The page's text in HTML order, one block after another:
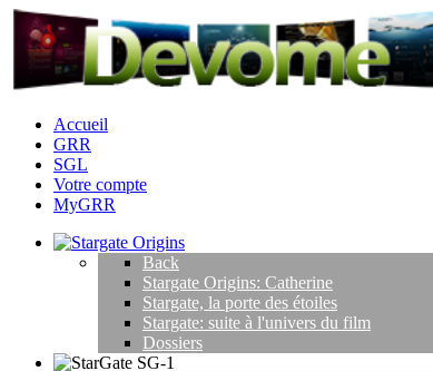
Accueil
GRR
SGL
Votre compte
MyGRR
Back
Stargate Origins: Catherine
Stargate, la porte des étoiles
Stargate: suite à l'univers du film
Dossiers